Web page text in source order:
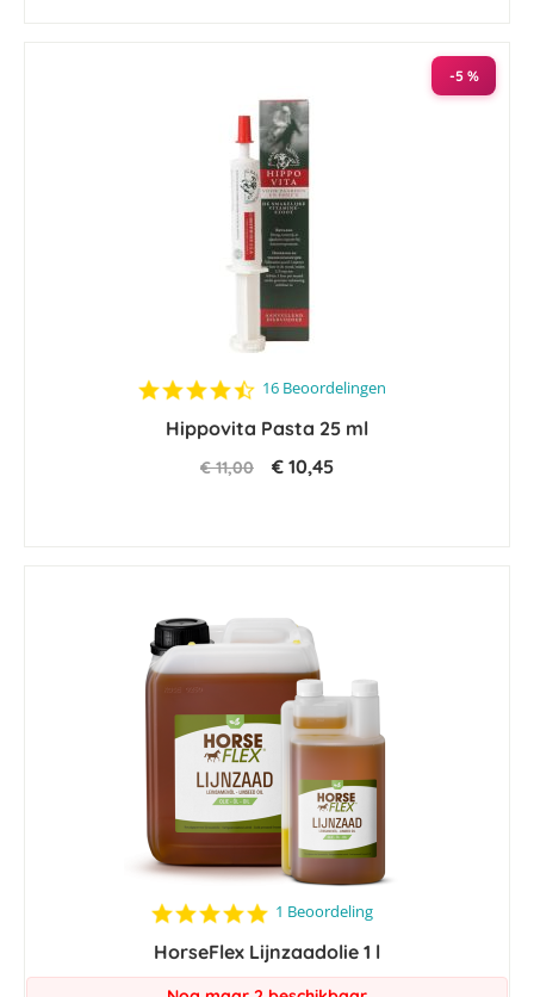
-5 %
4.7
rating
16 Beoordelingen
Hippovita Pasta 25 ml
€ 11,00 € 10,45
5.0
rating
1 Beoordeling
HorseFlex Lijnzaadolie 1 l